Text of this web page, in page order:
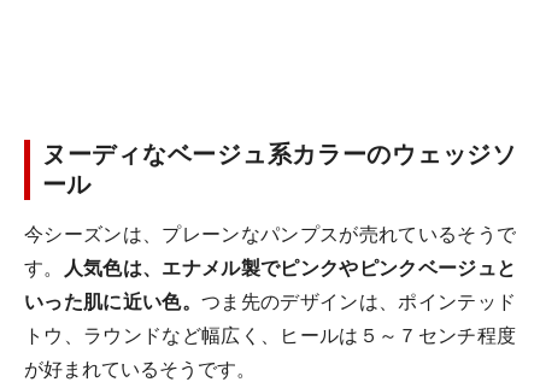
ヌーディなベージュ系カラーのウェッジソ
ール
今シーズンは、プレーンなパンプスが売れているそうで
す。
人気色は、エナメル製でピンクやピンクベージュと
いった肌に近い色。 つま先のデザインは、ポインテッド
トウ、ラウンドなど幅広く、ヒールは５～７センチ程度
が好まれているそうです。